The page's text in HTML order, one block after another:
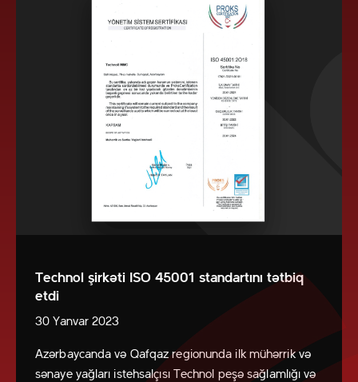
Technol şirkəti ISO 45001 standartını tətbiq
etdi
30 Yanvar 2023
Azərbaycanda və Qafqaz regionunda ilk mühərrik və
sənaye yağları istehsalçısı Technol peşə sağlamlığı və